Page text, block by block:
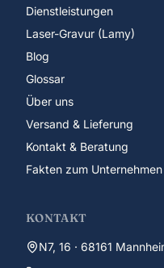
Dienstleistungen
Laser-Gravur (Lamy)
Blog
Glossar
Über uns
Versand & Lieferung
Kontakt & Beratung
Fakten zum Unternehmen
KONTAKT
N7, 16 · 68161